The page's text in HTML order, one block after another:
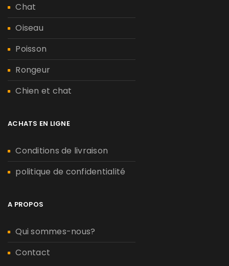
Chat
Oiseau
Poisson
Rongeur
Chien et chat
ACHATS EN LIGNE
Conditions de livraison
politique de confidentialité
A PROPOS
Qui sommes-nous?
Contact